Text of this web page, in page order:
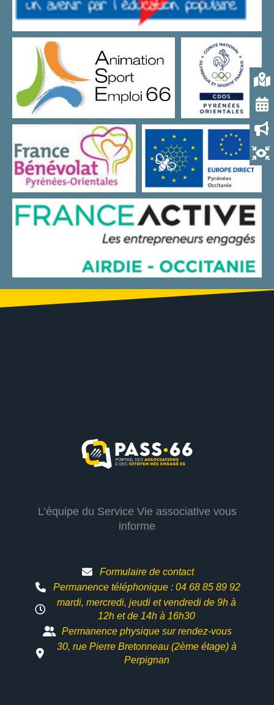
L’équipe du Service Vie associative vous
informe
Formulaire de contact
Permanence téléphonique : 04 68 85 89 92
mardi, mercredi, jeudi et vendredi de 9h à
12h etde 14h à 16h30
Permanence physique sur rendez-vous
30, rue Pierre Bretonneau (2ème étage) à
Perpignan